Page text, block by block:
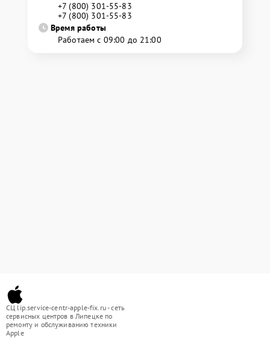
+7 (800) 301-55-83
+7 (800) 301-55-83
Время работы
Работаем с 09:00 до 21:00
СЦ lip.service-centr-apple-fix.ru - сеть
сервисных центров в Липецке по
ремонту и обслуживанию техники
Apple